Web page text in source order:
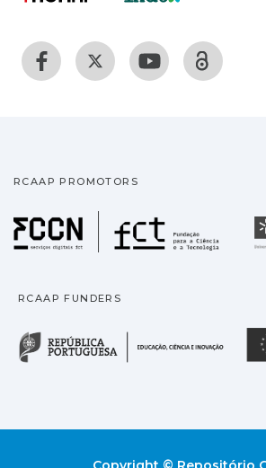
RCAAP PROMOTORS
RCAAP FUNDERS